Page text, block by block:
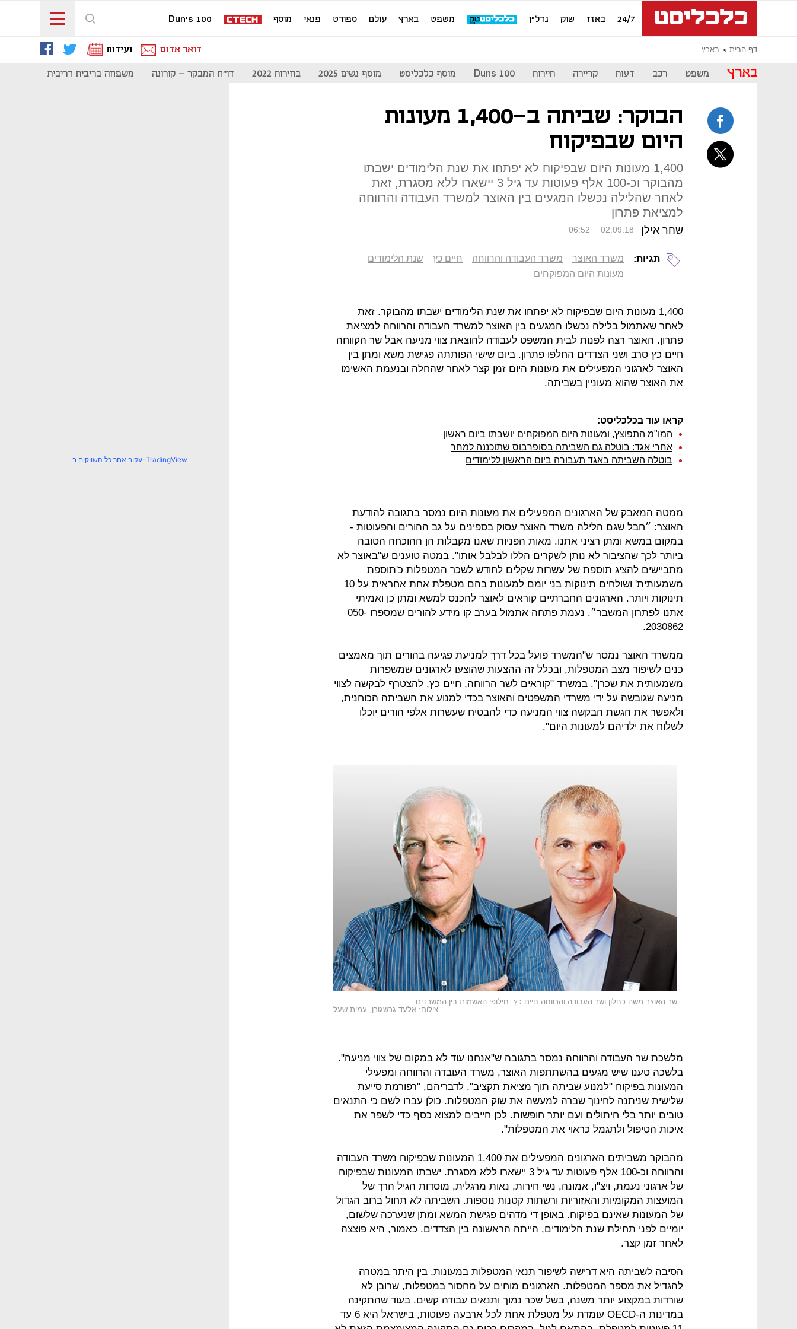
24/7 באזז שוק נדל"ן משפט בארץ עולם ספורט פנאי מוסף Dun's 100
דף הבית בארץ דואר אדום ועידות
בארץ משפט רכב דעות קריירה תיירות Duns 100 מוסף כלכליסט מוסף נשים 2025 בחירות 2022 דו"ח המבקר - קורונה משפחה בריבית דריבית
הבוקר: שביתה ב-1,400 מעונות
היום שבפיקוח
1,400 מעונות היום שבפיקוח לא יפתחו את שנת הלימודים ישבתו
מהבוקר וכ-100 אלף פעוטות עד גיל 3 יישארו ללא מסגרת, זאת
לאחר שהלילה נכשלו המגעים בין האוצר למשרד העבודה והרווחה
למציאת פתרון
שחר אילן 06:52 02.09.18
תגיות: משרד האוצר משרד העבודה והרווחה חיים כץ
שנת הלימודים
מעונות היום המפוקחים
1,400 מעונות היום שבפיקוח לא יפתחו את שנת הלימודים ישבתו מהבוקר. זאת
לאחר שאתמול בלילה נכשלו המגעים בין האוצר למשרד העבודה והרווחה למציאת
פתרון. האוצר רצה לפנות לבית המשפט לעבודה להוצאת צווי מניעה אבל שר הקווחה
חיים כץ סרב ושני הצדדים החלפו פתרון. ביום שישי הפותתה פגישת משא ומתן בין
האוצר לארגוני המפעילים את מעונות היום זמן קצר לאחר שהחלה ובנעמת האשימו
את האוצר שהוא מעוניין בשביתה.
קראו עוד בכלכליסט:
המו"מ התפוצץ, ומעונות היום המפוקחים יושבתו ביום ראשון
אחרי אגד: בוטלה גם השביתה בסופרבוס שתוכננה למחר
בוטלה השביתה באגד תעבורה ביום הראשון ללימודים
ממטה המאבק של הארגונים המפעילים את מעונות היום נמסר בתגובה להודעת
האוצר: ״חבל שגם הלילה משרד האוצר עסוק בספינים על גב ההורים והפעוטות -
במקום במשא ומתן רציני אתנו. מאות הפניות שאנו מקבלות הן ההוכחה הטובה
ביותר לכך שהציבור לא נותן לשקרים הללו לבלבל אותו". במטה טוענים ש"באוצר לא
מתביישים להציג תוספת של עשרות שקלים לחודש לשכר המטפלות כ'תוספת
משמעותית' ושולחים תינוקות בני יומם למעונות בהם מטפלת אחת אחראית על 10
תינוקות ויותר. הארגונים החברתיים קוראים לאוצר להכנס למשא ומתן כן ואמיתי
אתנו לפתרון המשבר״. נעמת פתחה אתמול בערב קו מידע להורים שמספרו 050-
2030862.
ממשרד האוצר נמסר ש"המשרד פועל בכל דרך למניעת פגיעה בהורים תוך מאמצים
כנים לשיפור מצב המטפלות, ובכלל זה ההצעות שהוצעו לארגונים שמשפרות
משמעותית את שכרן". במשרד "קוראים לשר הרווחה, חיים כץ, להצטרף לבקשה לצווי
מניעה שגובשה על ידי משרדי המשפטים והאוצר בכדי למנוע את השביתה הכוחנית,
ולאפשר את הגשת הבקשה צווי המניעה כדי להבטיח שעשרות אלפי הורים יוכלו
לשלוח את ילדיהם למעונות היום".
שר האוצר משה כחלון ושר העבודה והרווחה חיים כץ. חילופי האשמות בין המשרדים
צילום: אלעד גרשגורן, עמית שעל
מלשכת שר העבודה והרווחה נמסר בתגובה ש"אנחנו עוד לא במקום של צווי מניעה".
בלשכה טענו שיש מגעים בהשתתפות האוצר, משרד העובדה והרווחה ומפעילי
המעונות בפיקוח "למנוע שביתה תוך מציאת תקציב". לדבריהם, "רפורמת סייעת
שלישית שניתנה לחינוך שברה למעשה את שוק המטפלות. כולן עברו לשם כי התנאים
טובים יותר בלי חיתולים ועם יותר חופשות. לכן חייבים למצוא כסף כדי לשפר את
איכות הטיפול ולתגמל כראוי את המטפלות".
מהבוקר משביתים הארגונים המפעילים את 1,400 המעונות שבפיקוח משרד העבודה
והרווחה וכ-100 אלף פעוטות עד גיל 3 יישארו ללא מסגרת. ישבתו המעונות שבפיקוח
של ארגוני נעמת, ויצ"ו, אמונה, נשי חירות, נאות מרגלית, מוסדות הגיל הרך של
המועצות המקומיות והאזוריות ורשתות קטנות נוספות. השביתה לא תחול ברוב הגדול
של המעונות שאינם בפיקוח. באופן די מדהים פגישת המשא ומתן שנערכה שלשום,
יומיים לפני תחילת שנת הלימודים, הייתה הראשונה בין הצדדים. כאמור, היא פוצצה
לאחר זמן קצר.
הסיבה לשביתה היא דרישה לשיפור תנאי המטפלות במעונות, בין היתר במטרה
להגדיל את מספר המטפלות. הארגונים מוחים על מחסור במטפלות, שרובן לא
שורדות במקצוע יותר משנה, בשל שכר נמוך ותנאים עבודה קשים. בעוד שהתקינה
במדינות ה-OECD עומדת על מטפלת אחת לכל ארבעה פעוטות, בישראל היא 6 עד
עקוב אחר כל השווקים ב-TradingView